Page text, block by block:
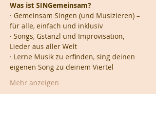
Was ist SINGemeinsam?
· Gemeinsam Singen (und Musizieren) –
für alle, einfach und inklusiv
· Songs, Gstanzl und Improvisation,
Lieder aus aller Welt
· Lerne Musik zu erfinden, sing deinen
eigenen Song zu deinem Viertel
Mehr anzeigen